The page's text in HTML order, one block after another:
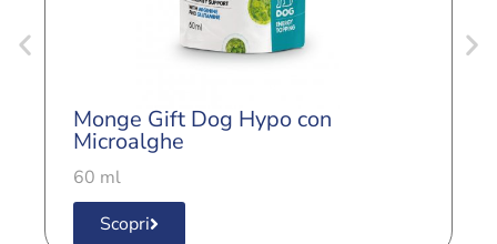
Monge Gift Dog Hypo con
Microalghe
60 ml
Scopri